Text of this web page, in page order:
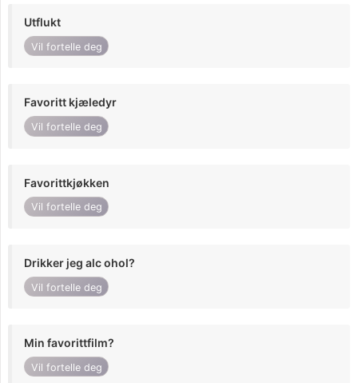
Utflukt
Vil fortelle deg
Favoritt kjæledyr
Vil fortelle deg
Favorittkjøkken
Vil fortelle deg
Drikker jeg alc ohol?
Vil fortelle deg
Min favorittfilm?
Vil fortelle deg